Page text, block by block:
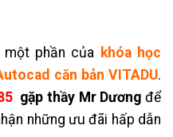
phần của khóa học
căn bản VITADU.
gặp thầy Mr Dương để
những ưu đãi hấp dẫn